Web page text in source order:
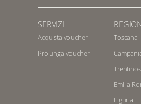
SERVIZI
Acquista voucher
Prolunga voucher
Toscana
Emilia
Liguria